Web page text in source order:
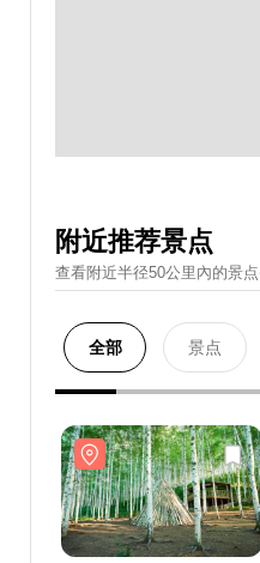
附近推荐景点
查看附近半径50公里內的景
全部 景点